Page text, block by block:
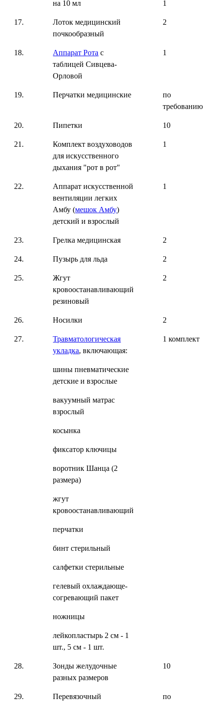
на 10 мл 1
17.
Лоток медицинский
почкообразный
2
18. Аппарат Рота с
таблицей Сивцева-
Орловой
1
19. Перчатки медицинские
по
требованию
20. Пипетки 10
21.
Комплект воздуховодов
для искусственного
дыхания "рот в рот"
1
22.
Аппарат искусственной
вентиляции легких
Амбу (мешок Амбу)
детский и взрослый
1
23. Грелка медицинская 2
24. Пузырь для льда 2
25.
Жгут
кровоостанавливающий
резиновый
2
26. Носилки 2
27.
Травматологическая
укладка, включающая:
1 комплект
шины пневматические
детские и взрослые
вакуумный матрас
взрослый
косынка
фиксатор ключицы
воротник Шанца (2
размера)
жгут
кровоостанавливающий
перчатки
бинт стерильный
салфетки стерильные
гелевый охлаждающе-
согревающий пакет
ножницы
лейкопластырь 2 см - 1
шт., 5 см - 1 шт.
28.
Зонды желудочные
разных размеров
10
29.
Перевязочный
по